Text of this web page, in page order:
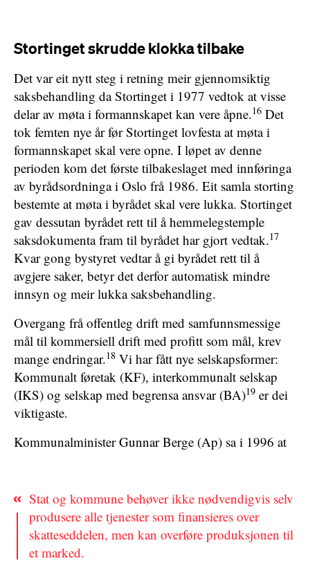
Stortinget skrudde klokka tilbake
Det var eit nytt steg i retning meir gjennomsiktig
saksbehandling da Stortinget i 1977 vedtok at visse
delar av møta i formannskapet kan vere åpne.16 Det
tok femten nye år før Stortinget lovfesta at møta i
formannskapet skal vere opne. I løpet av denne
perioden kom det første tilbakeslaget med innføringa
av byrådsordninga i Oslo frå 1986. Eit samla storting
bestemte at møta i byrådet skal vere lukka. Stortinget
gav dessutan byrådet rett til å hemmelegstemple
saksdokumenta fram til byrådet har gjort vedtak.17
Kvar gong bystyret vedtar å gi byrådet rett til å
avgjere saker, betyr det derfor automatisk mindre
innsyn og meir lukka saksbehandling.
Overgang frå offentleg drift med samfunnsmessige
mål til kommersiell drift med profitt som mål, krev
mange endringar.18 Vi har fått nye selskapsformer:
Kommunalt føretak (KF), interkommunalt selskap
(IKS) og selskap med begrensa ansvar (BA)19 er dei
viktigaste.
Kommunalminister Gunnar Berge (Ap) sa i 1996 at
Stat og kommune behøver ikke nødvendigvis selv
produsere alle tjenester som finansieres over
skatteseddelen, men kan overføre produksjonen til
et marked.